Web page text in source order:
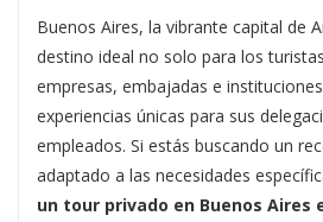
Buenos Aires, la vibrante capital de
destino ideal no solo para los
empresas, embajadas e
experiencias únicas para sus
empleados. Si estás buscando un
adaptado a las necesidades
un tour privado en Buenos Aires